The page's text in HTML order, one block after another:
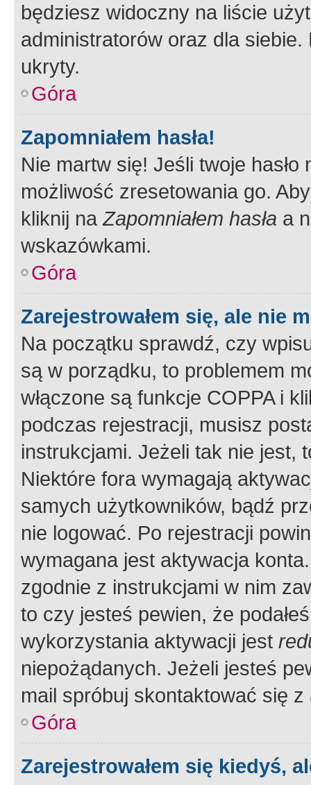
będziesz widoczny na liście
administratorów oraz dla
ukryty.
Góra
Zapomniałem hasła!
Nie martw się! Jeśli twoje
możliwość zresetowania go.
kliknij naZapomniałem hasła a
wskazówkami.
Góra
Zarejestrowałem się, ale nie
Na początku sprawdź, czy
są w porządku, to problemem
włączone są funkcje COPPA i
podczas rejestracji, musisz
instrukcjami. Jeżeli tak nie jest,
Niektóre fora wymagają
samych użytkowników, bądź
nie logować. Po rejestracji
wymagana jest aktywacja
zgodnie z instrukcjami w nim
to czy jesteś pewien, że
wykorzystania aktywacji jest
niepożądanych. Jeżeli jesteś
mail spróbuj skontaktować się
Góra
Zarejestrowałem się kiedyś,